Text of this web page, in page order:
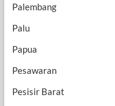
Palembang
Palu
Papua
Pesawaran
Pesisir Barat